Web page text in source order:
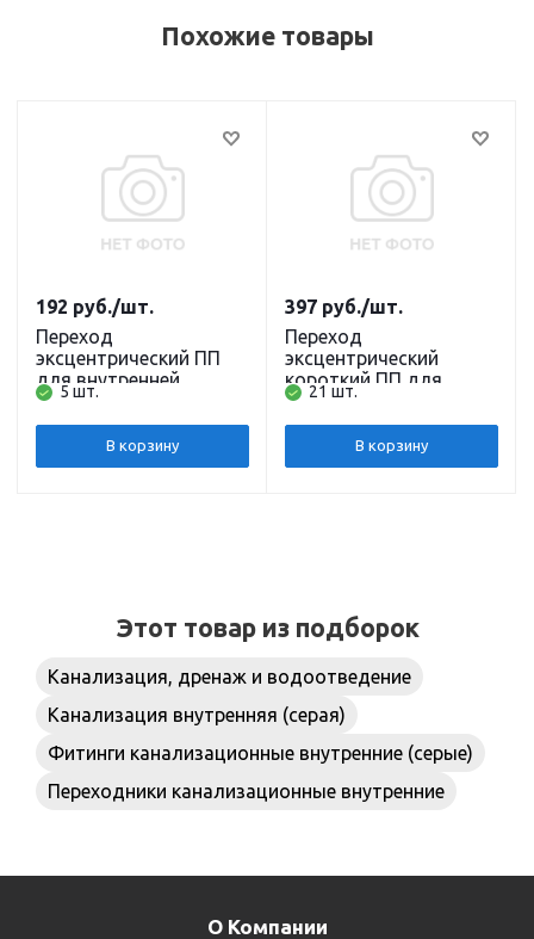
Похожие товары
Переход
эксцентрический ПП
для внутренней
канализации Ostendorf
HT 90/50
5 шт.
192 руб./шт.
В корзину
Переход
эксцентрический
короткий ПП для
внутренней
канализации Ostendorf
HT 50/32
21 шт.
397 руб./шт.
В корзину
Этот товар из подборок
Канализация, дренаж и водоотведение
Канализация внутренняя (серая)
Фитинги канализационные внутренние (серые)
Переходники канализационные внутренние
О Компании